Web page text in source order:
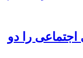
اجتماعی را دو